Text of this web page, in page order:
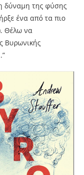
δύναμη της φύσης
ένα από τα πιο
Θέλω να
Βυρωνικής